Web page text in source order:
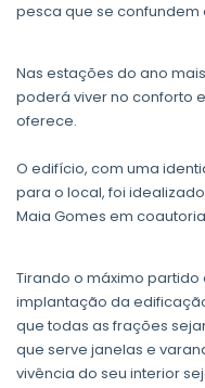
pesca que se confundem
Nas estações do ano
poderá viver no conforto
oferece.
O edifício, com uma
para o local, foi
Maia Gomes em
Tirando o máximo
implantação da
que todas as frações
que serve janelas e
vivência do seu interior